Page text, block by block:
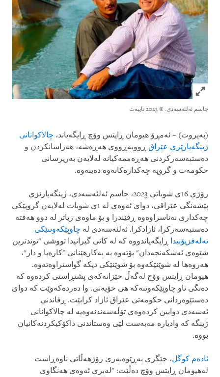
Click to expand Image
جاسم ئەلئەسەدی. © 2023 تایبەت
(بەیروت) – ئەمڕۆ هیومان ڕایتس وۆچ ڕایگەیاند، چالاکوانانی
ژینگەپارێزی عێراق ڕووبەڕووی هەڕەشە، هەراسانکردن و
دەستبەسەرکردنی هەڕەممەکیانە لەلایەن بەرپرسانی
حکومەت و گروپە چەکدارەکانەوە دەبنەوە.
رۆژی 16ی شوباتی 2023، جاسم ئەلئەسەدی، ژینگەپارێزی
پێشەنگی عێراقی، دوای ئەوەی لە 1ی شوبات لەلایەن گروپێکی
چەکداری نەناسراوەوە ڕفێندرا و بۆ ماوەی زیاتر لە دوو هەفتە
دەستبەسەرکرا، ئازادکرا. ئەلئەسەدی لە چاوپێکەوتنێکی
تەلەفزیۆنیدا
ڕایگەیاندووە کە لە کاتی گیرانیدا تووشی "توندترین
شێوەی ئەشکەنجەدان" بۆتەوە بە بەکارهێنانی "کارەبا و دار"،
هەروەها لە شوێنێکەوە بۆ شوێنێکی دیکە گواستراوەتەوە.
هیومان ڕایتس وۆچ لەگەڵ خێزانەکەی پشتڕاستی کردەوە کە
دەنگی ناو چاوپێکەوتنەکە هی خۆیەتی. وا دەردەکەوێت کە دوای
دەستێوەردانی حکومەتی عێراق ئازاد کرابێت. ڕفاندنی
ئەسەدی دوایین کردەوەی تۆڵەسەندنەوەیە لە چالاکوانانی
ژینگە کە وادیارە مەبەست لێی وەستاندنی داکۆکیکردنەکانیان
بووە.
ئادەم کوگل، جێگری بەڕێوەبەری رۆژهەڵاتی ناوەڕاست
لەهیومان ڕایتس وۆچ دەڵێت: "لەبری ئەوەی هەنگاوی